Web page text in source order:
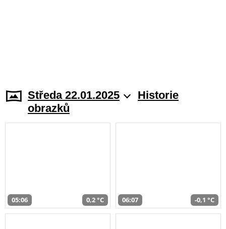
Středa 22.01.2025
Historie
obrazků
05:06 0,2 °C 06:07 -0,1 °C